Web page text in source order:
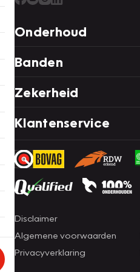
Onderhoud
Banden
Zekerheid
Klantenservice
Disclaimer
Algemene voorwaarden
Privacyverklaring